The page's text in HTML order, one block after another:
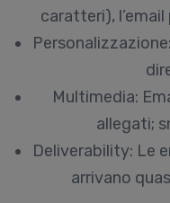
caratteri),
Personalizzazione:
Multimedia:
allegati;
Deliverability: Le
arrivano